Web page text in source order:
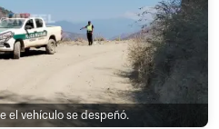
el vehículo se despeñó.